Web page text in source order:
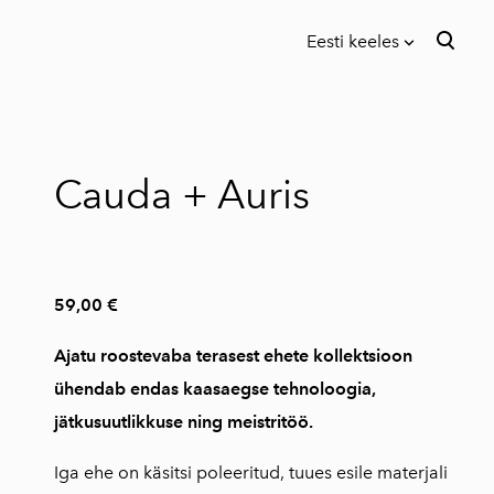
Eesti keeles
Cauda + Auris
59,00 €
Ajatu roostevaba terasest ehete kollektsioon
ühendab endas kaasaegse tehnoloogia,
jätkusuutlikkuse ning meistritöö.
Iga ehe on käsitsi poleeritud, tuues esile materjali